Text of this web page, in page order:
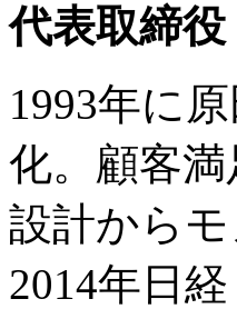
代表取締
1993年に
化。顧客
設計から
2014年日